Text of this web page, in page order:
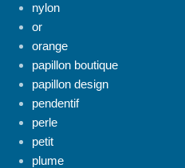
nylon
or
orange
papillon boutique
papillon design
pendentif
perle
petit
plume